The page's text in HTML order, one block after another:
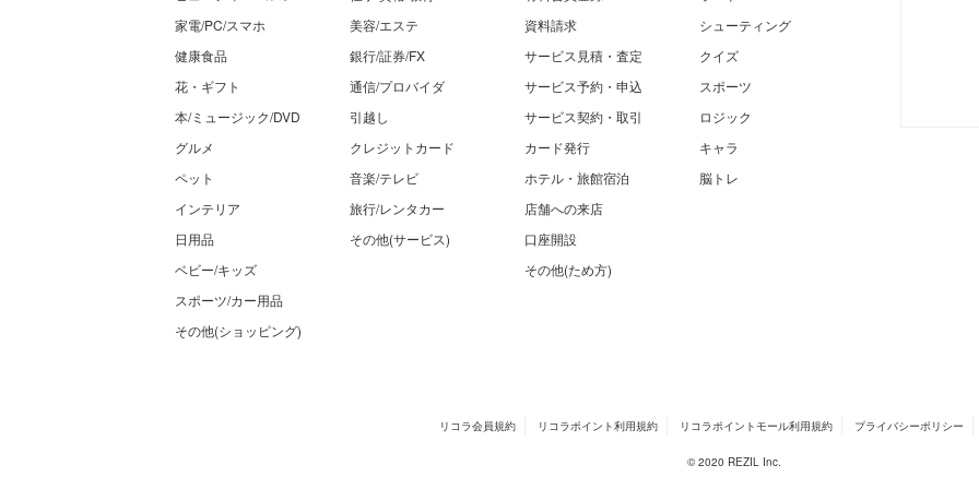
家電/PC/スマホ
健康食品
花・ギフト
本/ミュージック/DVD
グルメ
ペット
インテリア
日用品
ベビー/キッズ
スポーツ/カー用品
その他(ショッピング)
美容/エステ
銀行/証券/FX
通信/プロバイダ
引越し
クレジットカード
音楽/テレビ
旅行/レンタカー
その他(サービス)
資料請求
サービス見積・査定
サービス予約・申込
サービス契約・取引
カード発行
ホテル・旅館宿泊
店舗への来店
口座開設
その他(ため方)
シューティング
クイズ
スポーツ
ロジック
キャラ
脳トレ
リコラ会員規約 リコラポイント利用規約 リコラポイントモール利用規約 プライバシーポリシー
© 2020 REZIL Inc.